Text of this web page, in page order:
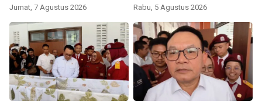
Jumat, 7 Agustus 2026 Rabu, 5 Agustus 2026